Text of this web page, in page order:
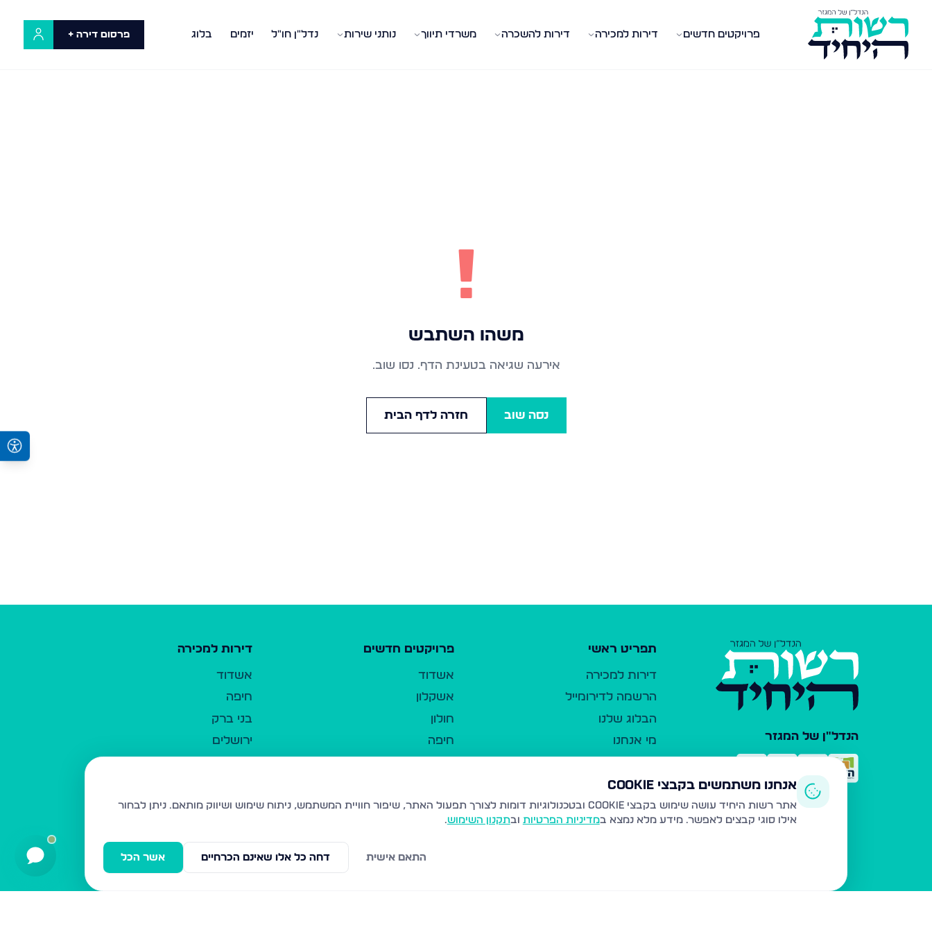
פרויקטים חדשים דירות למכירה דירות להשכרה משרדי תיווך נותני שירות נדל"ן חו"ל יזמים בלוג פרסום דירה +
!
משהו השתבש
אירעה שגיאה בטעינת הדף. נסו שוב.
נסה שוב חזרה לדף הבית
הנדל"ן של המגזר
תפריט ראשי
דירות למכירה
הרשמה לדירומייל
הבלוג שלנו
מי אנחנו
כלי עזר
פרסום ברשות היחיד
משרדי תיווך
פרויקטים חדשים
אשדוד
אשקלון
חולון
חיפה
נהריה
עמנואל
דירות למכירה
אשדוד
חיפה
בני ברק
ירושלים
בית שמש
ביתר עילית
אנחנו משתמשים בקבצי Cookie
אתר רשות היחיד עושה שימוש בקבצי Cookie ובטכנולוגיות דומות לצורך תפעול האתר, שיפור חוויית המשתמש, ניתוח שימוש ושיווק מותאם.
ניתן לבחור
אילו סוגי קבצים לאפשר. מידע מלא נמצא במדיניות הפרטיות ובתקנון השימוש.
אשר הכל דחה כל אלו שאינם הכרחיים התאם אישית